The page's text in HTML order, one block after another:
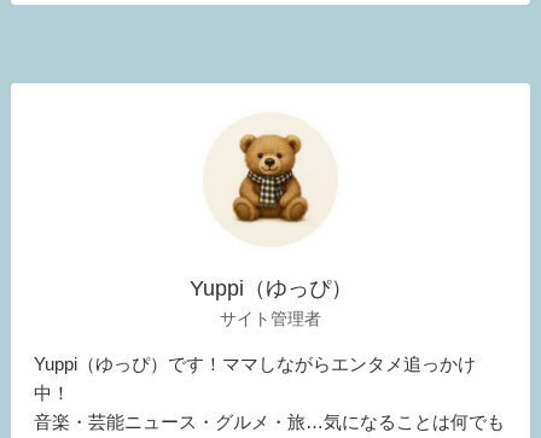
Yuppi（ゆっぴ）
サイト管理者
Yuppi（ゆっぴ）です！ママしながらエンタメ追っかけ
中！
音楽・芸能ニュース・グルメ・旅…気になることは何でも